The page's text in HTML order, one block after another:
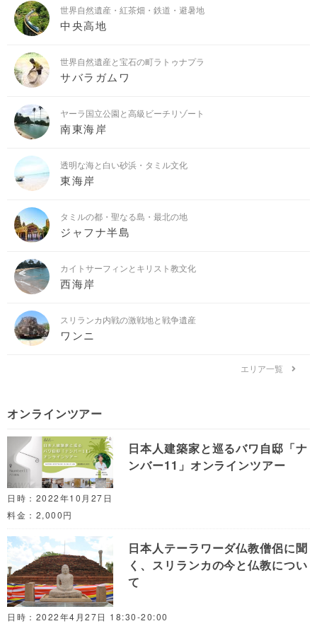
世界自然遺産・紅茶畑・鉄道・避暑地
中央高地
世界自然遺産と宝石の町ラトゥナプラ
サバラガムワ
ヤーラ国立公園と高級ビーチリゾート
南東海岸
透明な海と白い砂浜・タミル文化
東海岸
タミルの都・聖なる島・最北の地
ジャフナ半島
カイトサーフィンとキリスト教文化
西海岸
スリランカ内戦の激戦地と戦争遺産
ワンニ
エリア一覧
オンラインツアー
日本人建築家と巡るバワ自邸「ナ
ンバー11」オンラインツアー
日時：2022年10月27日
料金：2,000円
日本人テーラワーダ仏教僧侶に聞
く、スリランカの今と仏教につい
て
日時：2022年4月27日 18:30-20:00